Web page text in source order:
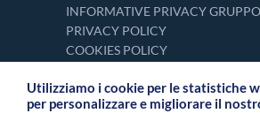
INFORMATIVE PRIVACY GRUPPO
PRIVACY POLICY
COOKIES POLICY
Utilizziamo i cookie per le statistiche
per personalizzare e migliorare il